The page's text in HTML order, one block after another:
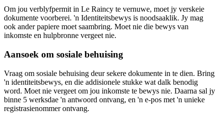
Om jou verblyfpermit in Le Raincy te vernuwe, moet jy verskeie
dokumente voorberei. 'n Identiteitsbewys is noodsaaklik. Jy mag
ook ander papiere moet saambring. Moet nie die bewys van
inkomste en hulpbronne vergeet nie.
Aansoek om sosiale behuising
Vraag om sosiale behuising deur sekere dokumente in te dien. Bring
'n identiteitsbewys, en die addisionele stukke wat dalk benodig
word. Moet nie vergeet om jou inkomste te bewys nie. Daarna sal jy
binne 5 werksdae 'n antwoord ontvang, en 'n e-pos met 'n unieke
registrasienommer ontvang.